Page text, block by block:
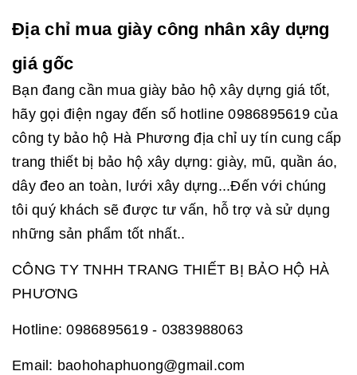
Địa chỉ mua giày công nhân xây dựng
giá gốc
Bạn đang cần mua giày bảo hộ xây dựng giá tốt,
hãy gọi điện ngay đến số hotline 0986895619 của
công ty bảo hộ Hà Phương địa chỉ uy tín cung cấp
trang thiết bị bảo hộ xây dựng: giày, mũ, quần áo,
dây đeo an toàn, lưới xây dựng...Đến với chúng
tôi quý khách sẽ được tư vấn, hỗ trợ và sử dụng
những sản phẩm tốt nhất..
CÔNG TY TNHH TRANG THIẾT BỊ BẢO HỘ HÀ
PHƯƠNG
Hotline: 0986895619 - 0383988063
Email: baohohaphuong@gmail.com